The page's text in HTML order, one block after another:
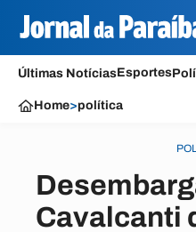
Últimas NotíciasEsportes
Home>política
Cavalcanti